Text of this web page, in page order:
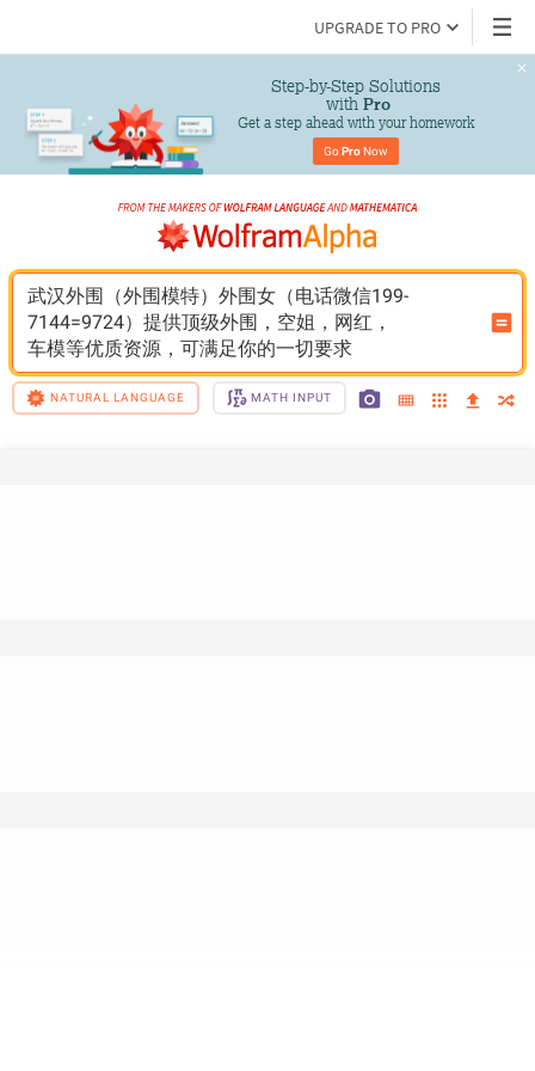
UPGRADE TO PRO
Step-by-Step Solutions
with Pro
Get a step ahead with your homework
Go Pro Now
武汉外围（外围模特）外围女（电话微信199-
7144=9724）提供顶级外围，空姐，网红，
车模等优质资源，可满足你的一切要求
NATURAL LANGUAGE MATH INPUT